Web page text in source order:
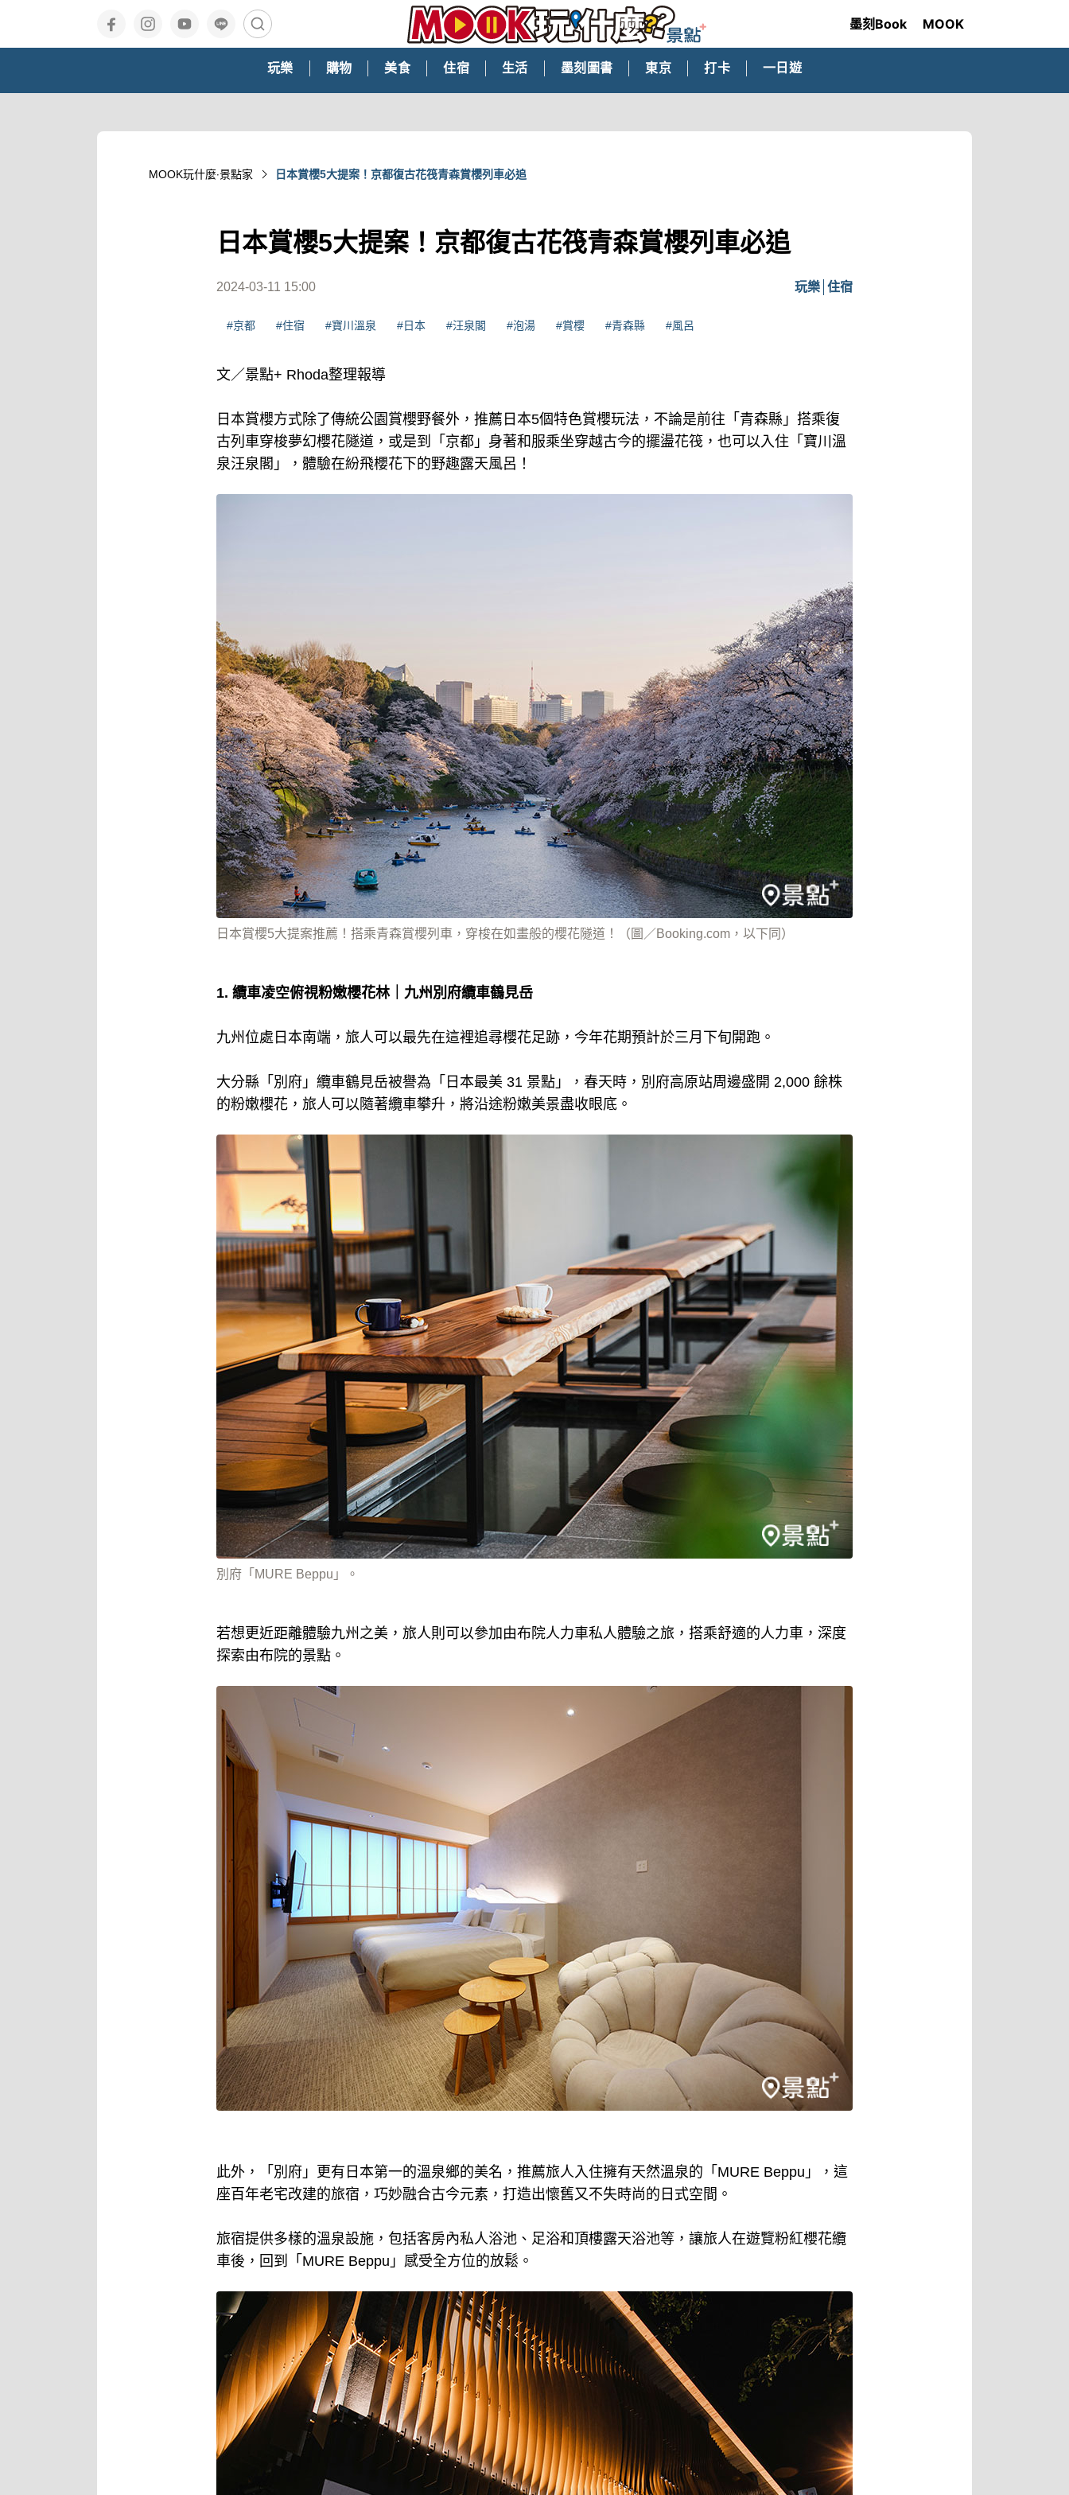
墨刻Book MOOK
玩樂 購物 美食 住宿 生活 墨刻圖書 東京 打卡 一日遊
MOOK玩什麼‧景點家 日本賞櫻5大提案！京都復古花筏青森賞櫻列車必追
日本賞櫻5大提案！京都復古花筏青森賞櫻列車必追
2024-03-11 15:00 玩樂 住宿
#京都 #住宿 #寶川溫泉 #日本 #汪泉閣 #泡湯 #賞櫻 #青森縣 #風呂
文／景點+ Rhoda整理報導
日本賞櫻方式除了傳統公園賞櫻野餐外，推薦日本5個特色賞櫻玩法，不論是前往「青森縣」搭乘復
古列車穿梭夢幻櫻花隧道，或是到「京都」身著和服乘坐穿越古今的擺盪花筏，也可以入住「寶川溫
泉汪泉閣」，體驗在紛飛櫻花下的野趣露天風呂！
日本賞櫻5大提案推薦！搭乘青森賞櫻列車，穿梭在如畫般的櫻花隧道！（圖／Booking.com，以下同）
1. 纜車凌空俯視粉嫩櫻花林｜九州別府纜車鶴見岳
九州位處日本南端，旅人可以最先在這裡追尋櫻花足跡，今年花期預計於三月下旬開跑。
大分縣「別府」纜車鶴見岳被譽為「日本最美 31 景點」，春天時，別府高原站周邊盛開 2,000 餘株
的粉嫩櫻花，旅人可以隨著纜車攀升，將沿途粉嫩美景盡收眼底。
別府「MURE Beppu」。
若想更近距離體驗九州之美，旅人則可以參加由布院人力車私人體驗之旅，搭乘舒適的人力車，深度
探索由布院的景點。
此外，「別府」更有日本第一的溫泉鄉的美名，推薦旅人入住擁有天然溫泉的「MURE Beppu」，這
座百年老宅改建的旅宿，巧妙融合古今元素，打造出懷舊又不失時尚的日式空間。
旅宿提供多樣的溫泉設施，包括客房內私人浴池、足浴和頂樓露天浴池等，讓旅人在遊覽粉紅櫻花纜
車後，回到「MURE Beppu」感受全方位的放鬆。